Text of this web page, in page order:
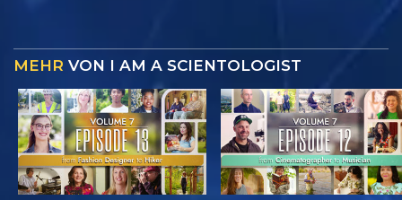
MEHR VON I AM A SCIENTOLOGIST